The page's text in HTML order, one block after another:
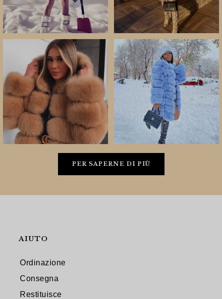
PER SAPERNE DI PIÙ
AIUTO
Ordinazione
Consegna
Restituisce